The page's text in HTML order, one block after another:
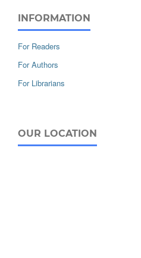
INFORMATION
For Readers
For Authors
For Librarians
OUR LOCATION